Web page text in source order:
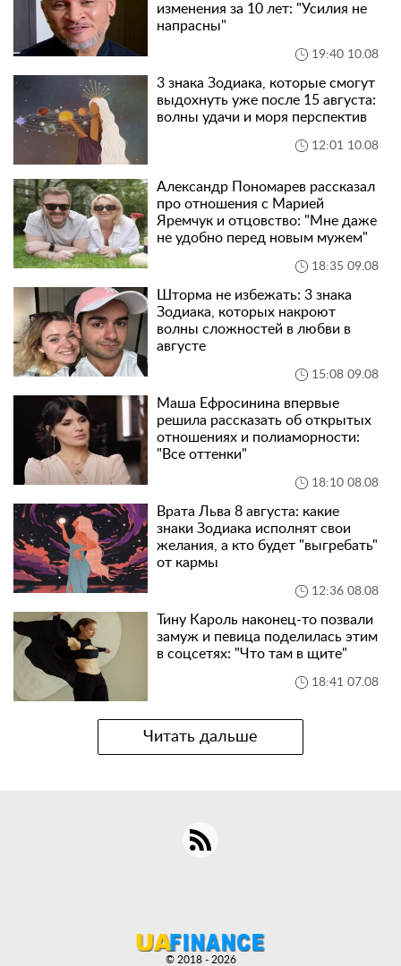
изменения за 10 лет: "Усилия не
напрасны"
19:40 10.08
3 знака Зодиака, которые смогут
выдохнуть уже после 15 августа:
волны удачи и моря перспектив
12:01 10.08
Александр Пономарев рассказал
про отношения с Марией
Яремчук и отцовство: "Мне даже
не удобно перед новым мужем"
18:35 09.08
Шторма не избежать: 3 знака
Зодиака, которых накроют
волны сложностей в любви в
августе
15:08 09.08
Маша Ефросинина впервые
решила рассказать об открытых
отношениях и полиаморности:
"Все оттенки"
18:10 08.08
Врата Льва 8 августа: какие
знаки Зодиака исполнят свои
желания, а кто будет "выгребать"
от кармы
12:36 08.08
Тину Кароль наконец-то позвали
замуж и певица поделилась этим
в соцсетях: "Что там в щите"
18:41 07.08
Читать дальше
© 2018 - 2026